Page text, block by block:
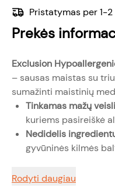
Pristatymas per 1-2
Prekės
Exclusion
– sausas maistas su
sumažinti maistinių
Tinkamas mažų
kuriems pasireiškė
Nedidelis
gyvūninės kilmės
Rodyti daugiau